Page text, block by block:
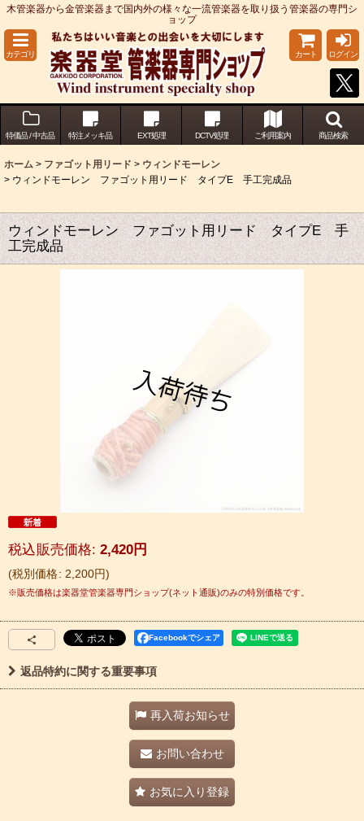
木管楽器から金管楽器まで国内外の様々な一流管楽器を取り扱う管楽器の専門シ
ョップ
カテゴリ カート ログイン
特価品 / 中古品 特注メッキ品 EXT処理 DCTV処理 ご利用案内 商品検索
ホーム > ファゴット用リード > ウィンドモーレン
> ウィンドモーレン ファゴット用リード タイプE 手工完成品
ウィンドモーレン ファゴット用リード タイプE 手
工完成品
税別価格: 2,200円
税込 : 2,420円
Facebookでシェア
返品特約に関する重要事項
再入荷お知らせ
お問い合わせ
お気に入り登録